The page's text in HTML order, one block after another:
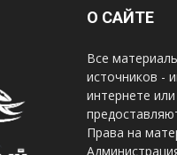
О САЙТЕ
Все
источников -
интернете
Права на